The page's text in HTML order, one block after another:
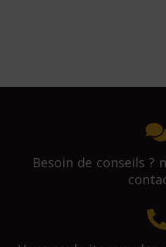
Besoin de conseils ?